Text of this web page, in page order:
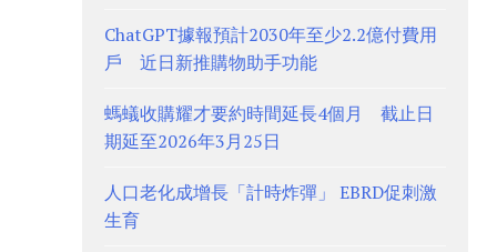
ChatGPT據報預計2030年至少2.2億付費用
戶 近日新推購物助手功能
螞蟻收購耀才要約時間延長4個月 截止日
期延至2026年3月25日
人口老化成增長「計時炸彈」 EBRD促刺激
生育